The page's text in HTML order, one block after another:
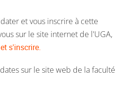
conditionnée à l'évaluation
la trajectoire de l'étudiant, en tenant
de la formation et les champs
auxquels elle destine.
et vous inscrire à cette
sur le site internet de l'UGA,
s'inscrire.
sur le site web de la faculté